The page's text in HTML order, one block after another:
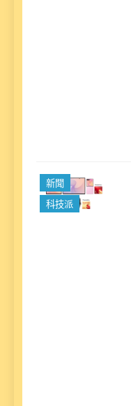
新聞
科技派